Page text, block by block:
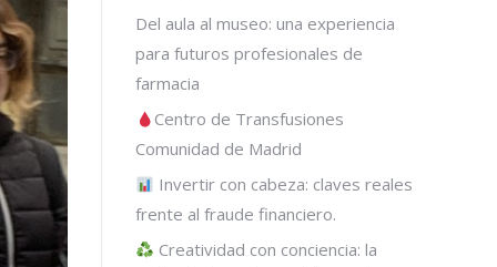
Del aula al museo: una experiencia
para futuros profesionales de
farmacia
Centro de Transfusiones
Comunidad de Madrid
Invertir con cabeza: claves reales
frente al fraude financiero.
Creatividad con conciencia: la